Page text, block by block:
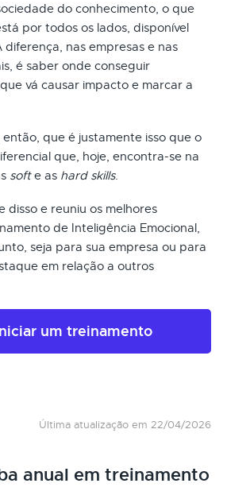
do conhecimento, o que
por todos os lados, disponível
nas empresas e nas
é saber onde conseguir
vá causar impacto e marcar a
que é justamente isso que o
que, hoje, encontra-se na
softe as hard skills.
disso e reuniu os melhores
de Inteligência Emocional,
seja para sua empresa ou para
em relação a outros
um treinamento
Última atualização em 22/04/2026
anual em treinamento